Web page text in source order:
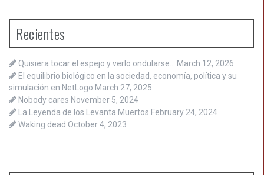
Recientes
Quisiera tocar el espejo y verlo ondularse…
March 12, 2026
El equilibrio biológico en la sociedad, economía, política y su
simulación en NetLogo March 27, 2025
Nobody cares November 5, 2024
La Leyenda de los Levanta Muertos February 24, 2024
Waking dead October 4, 2023